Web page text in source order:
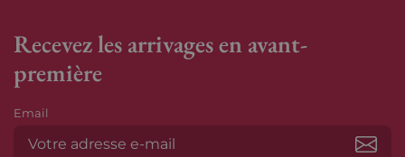
Recevez les arrivages en avant-
première
Email